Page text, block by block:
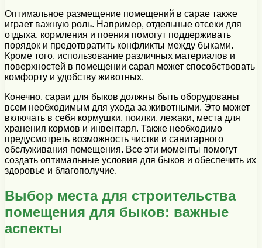
Оптимальное размещение помещений в сарае также
играет важную роль. Например, отдельные отсеки для
отдыха, кормления и поения помогут поддерживать
порядок и предотвратить конфликты между быками.
Кроме того, использование различных материалов и
поверхностей в помещении сарая может способствовать
комфорту и удобству животных.
Конечно, сараи для быков должны быть оборудованы
всем необходимым для ухода за животными. Это может
включать в себя кормушки, поилки, лежаки, места для
хранения кормов и инвентаря. Также необходимо
предусмотреть возможность чистки и санитарного
обслуживания помещения. Все эти моменты помогут
создать оптимальные условия для быков и обеспечить их
здоровье и благополучие.
Выбор места для строительства
помещения для быков: важные
аспекты